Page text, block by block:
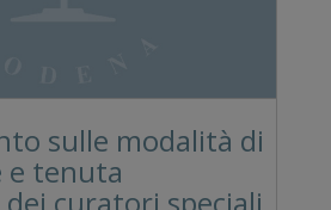
sulle modalità di
e tenuta